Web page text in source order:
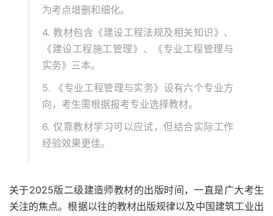
为考点增删和细化。
4. 教材包含《建设工程法规及相关知识》、
《建设工程施工管理》、《专业工程管理与
实务》三本。
5. 《专业工程管理与实务》设有六个专业方
向，考生需根据报考专业选择教材。
6. 仅靠教材学习可以应试，但结合实际工作
经验效果更佳。
关于2025版二级建造师教材的出版时间，一直是广大考生
关注的焦点。根据以往的教材出版规律以及中国建筑工业出